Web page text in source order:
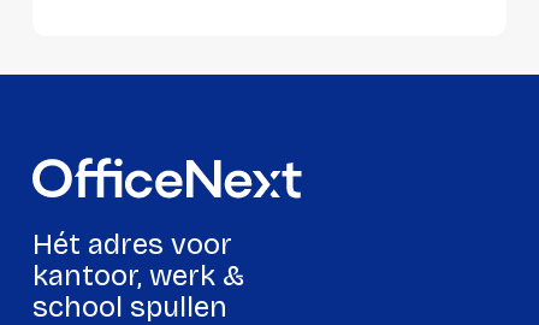
Hét adres voor
kantoor, werk &
school spullen